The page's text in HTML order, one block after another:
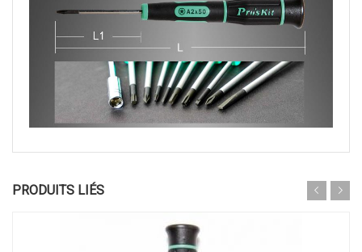
PRODUITS LIÉS